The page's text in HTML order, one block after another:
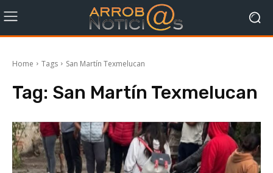
Home Tags San Martín Texmelucan
Tag: San Martín Texmelucan